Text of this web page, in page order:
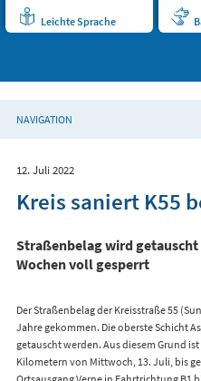
Leichte Sprache
NAVIGATION
12. Juli 2022
Kreis saniert K55
Straßenbelag wird
Wochen voll gesperrt
Der Straßenbelag der Kreisstraße 55
Jahre gekommen. Die oberste Schicht
getauscht werden. Aus diesem Grund
Kilometern von Mittwoch, 13. Juli, bis